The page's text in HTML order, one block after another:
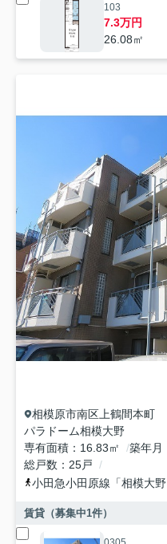
103
7.3万円
26.08㎡
相模原市南区 上鶴間本町
パラドーム相模大野
専有面積
16.83㎡ 築年月
総戸数
25戸
小田急小田原線 「相模大野
賃貸（募集中1件）